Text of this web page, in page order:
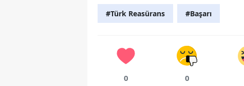
#Türk Reasürans #Başarı
0 0